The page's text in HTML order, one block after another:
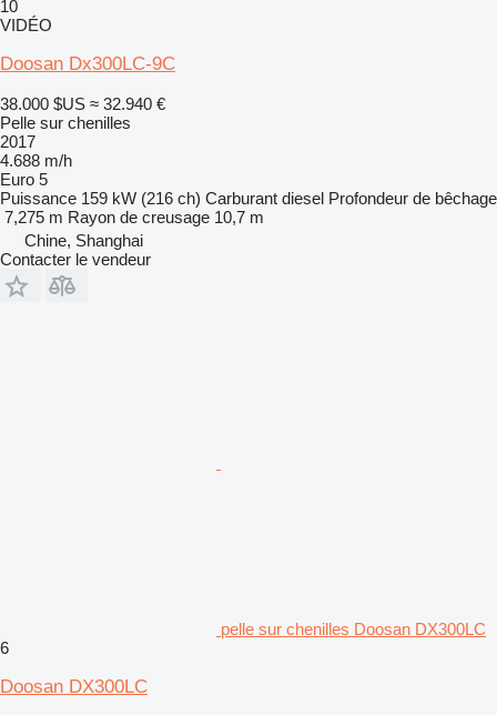
10
VIDÉO
Doosan Dx300LC-9C
38.000 $US ≈ 32.940 €
Pelle sur chenilles
2017
4.688 m/h
Euro 5
Puissance 159 kW (216 ch) Carburant diesel Profondeur de bêchage
7,275 m Rayon de creusage 10,7 m
Chine, Shanghai
Contacter le vendeur
pelle sur chenilles Doosan DX300LC
6
Doosan DX300LC